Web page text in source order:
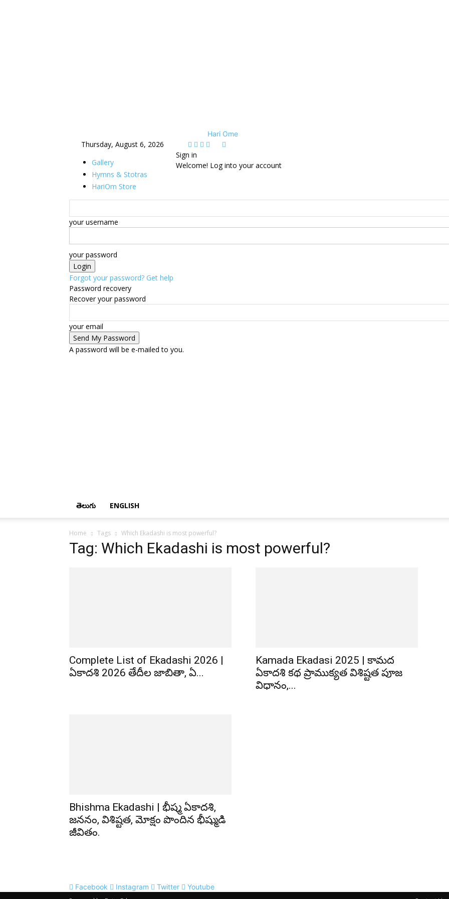
Hari Ome
Thursday, August 6, 2026
Gallery
Hymns & Stotras
HariOm Store
Sign in
Welcome! Log into your account
your username
your password
Forgot your password? Get help
Password recovery
Recover your password
your email
A password will be e-mailed to you.
తెలుగు ENGLISH
Home Tags Which Ekadashi is most powerful?
Tag: Which Ekadashi is most powerful?
Complete List of Ekadashi 2026 |
ఏకాదశి 2026 తేదీల జాబితా, ఏ...
Kamada Ekadasi 2025 | కామద
ఏకాదశి కథ ప్రాముక్యత విశిష్టత పూజ
విధానం,...
Bhishma Ekadashi | భీష్మ ఏకాదశి,
జననం, విశిష్టత, మోక్షం పొందిన భీష్ముడి
జీవితం.
Facebook Instagram Twitter
Youtube